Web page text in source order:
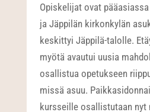
Opiskelijat ovat
ja Jäppilän kirkonkylän
keskittyi Jäppilä-talolle.
myötä avautui uusia
osallistua opetukseen
missä asuu.
kursseille osallistutaan nyt